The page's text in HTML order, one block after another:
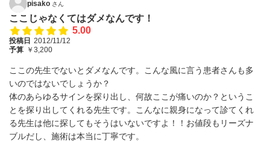
pisako さん
ここじゃなくてはダメなんです！
5.00
投稿日 2012/11/12
予算 ￥3,200
ここの先生でないとダメなんです。こんな風に言う患者さんも多
いのではないでしょうか？
体のあらゆるサインを探り出し、何故ここが痛いのか？というこ
とを探り出してくれる先生です。こんなに親身になって診てくれ
る先生は他に探してもそうはいないですよ！！お値段もリーズナ
ブルだし、施術は本当に丁寧です。